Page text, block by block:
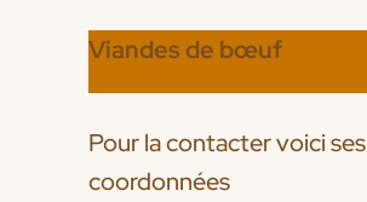
Viandes de bœuf
Pour la contacter voici ses
coordonnées